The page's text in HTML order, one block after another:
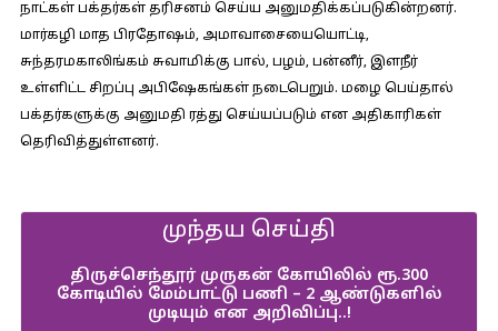
நாட்கள் பக்தர்கள் தரிசனம் செய்ய அனுமதிக்கப்படுகின்றனர்.
மார்கழி மாத பிரதோஷம், அமாவாசையையொட்டி,
சுந்தரமகாலிங்கம் சுவாமிக்கு பால், பழம், பன்னீர், இளநீர்
உள்ளிட்ட சிறப்பு அபிஷேகங்கள் நடைபெறும். மழை பெய்தால்
பக்தர்களுக்கு அனுமதி ரத்து செய்யப்படும் என அதிகாரிகள்
தெரிவித்துள்ளனர்.
முந்தய செய்தி
திருச்செந்தூர் முருகன் கோயிலில் ரூ.300
கோடியில் மேம்பாட்டு பணி – 2 ஆண்டுகளில்
முடியும் என அறிவிப்பு..!